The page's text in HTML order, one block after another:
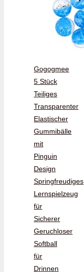
Gogogmee
5 Stück
Teiliges
Transparenter
Elastischer
Gummibälle
mit
Pinguin
Design
Springfreudiges
Lernspielzeug
für
Sicherer
Geruchloser
Softball
für
Drinnen